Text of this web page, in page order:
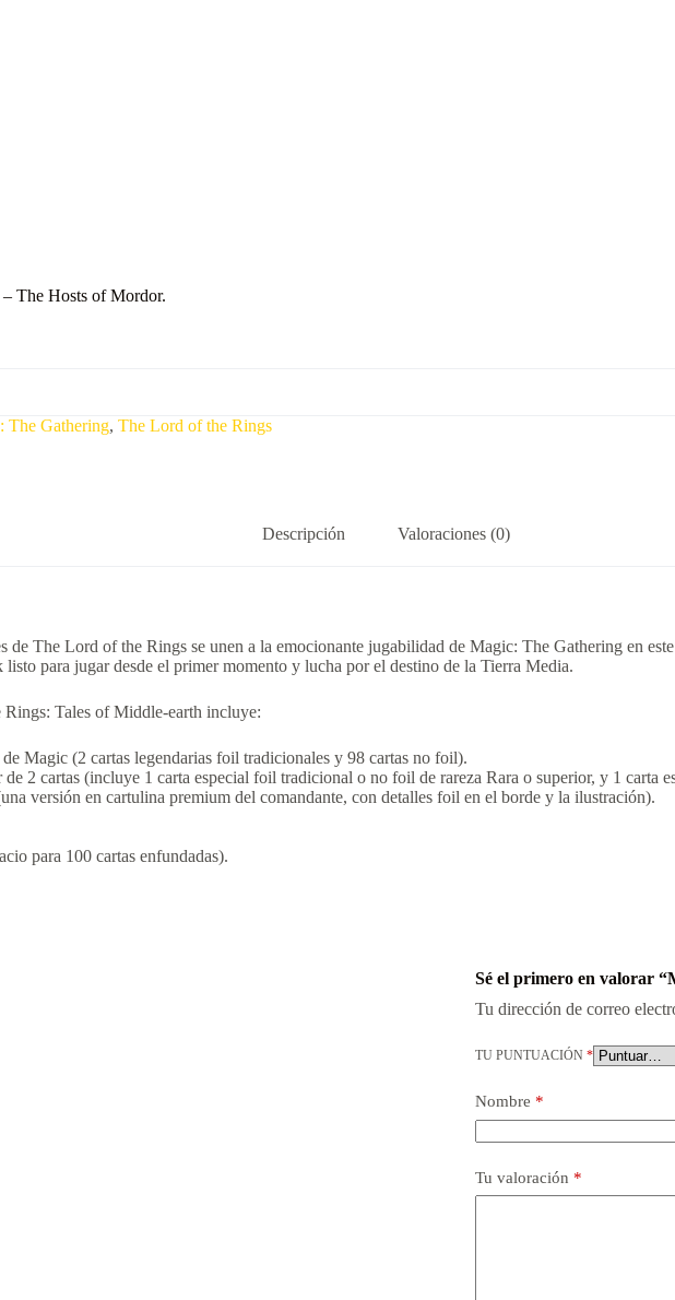
The Hosts of Mordor.
The Gathering, The Lord of the Rings
Descripción Valoraciones (0)
de The Lord of the Rings se unen a la emocionante jugabilidad de Magic: The Gathering en
para jugar desde el primer momento y lucha por el destino de la Tierra Media.
Tales of Middle-earth incluye:
Magic (2 cartas legendarias foil tradicionales y 98 cartas no foil).
de 2 cartas (incluye 1 carta especial foil tradicional o no foil de rareza Rara o superior, y 1 carta
versión en cartulina premium del comandante, con detalles foil en el borde y la ilustración).
para 100 cartas enfundadas).
Sé el primero en valorar
Tu dirección de correo
TU PUNTUACIÓN *
Nombre *
Tu valoración *